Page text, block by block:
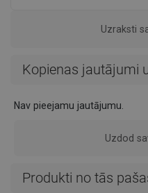
Uzraksti
Kopienas jautājumi
Nav pieejamu jautājumu.
Uzdod
Produkti no tās